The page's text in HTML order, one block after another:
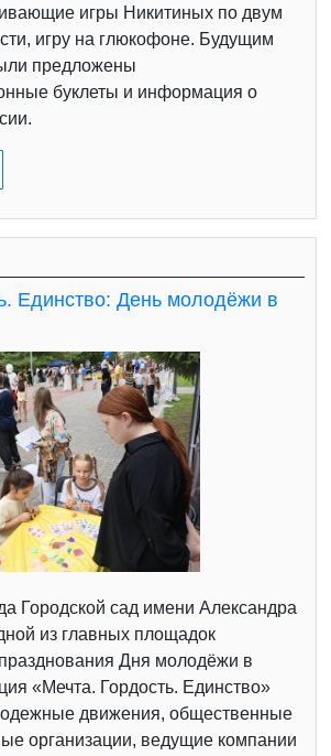
игры Никитиных по двум
игру на глюкофоне. Будущим
предложены
буклеты и информация о
Единство: День молодёжи в
Городской сад имени Александра
из главных площадок
Дня молодёжи в
«Мечта. Гордость. Единство»
движения, общественные
организации, ведущие компании